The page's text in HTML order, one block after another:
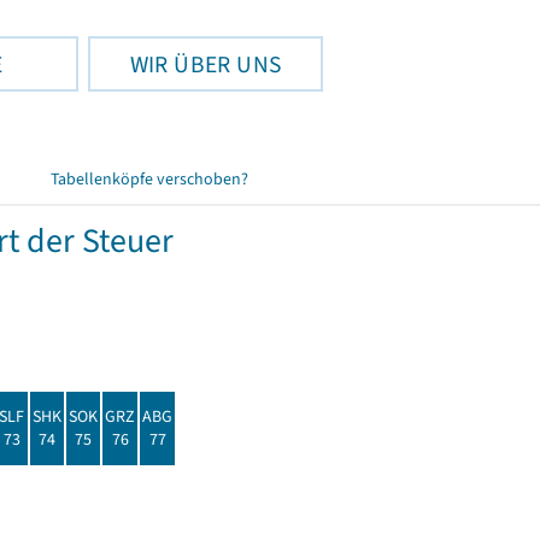
WIR ÜBER UNS
Tabellenköpfe verschoben?
der Steuer
SLF
73
SHK
74
SOK
75
GRZ
76
ABG
77